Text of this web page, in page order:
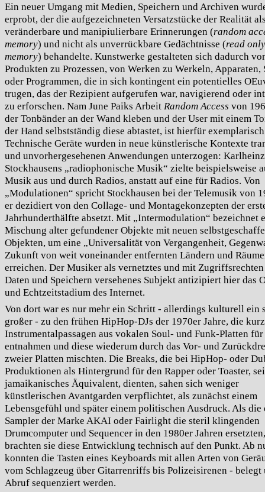
Ein neuer Umgang mit Medien, Speichern und Archiven
erprobt, der die aufgezeichneten Versatzstücke der Realität
veränderbare und manipiulierbare Erinnerungen (random
memory) und nicht als unverrückbare Gedächtnisse (read only
memory) behandelte. Kunstwerke gestalteten sich dadurch
Produkten zu Prozessen, von Werken zu Werkeln, Apparaten,
oder Programmen, die in sich kontingent ein potentielles
trugen, das der Rezipient aufgerufen war, navigierend oder
zu erforschen. Nam June Paiks Arbeit Random Access von
der Tonbänder an der Wand kleben und der User mit einem
der Hand selbstständig diese abtastet, ist hierfür
Technische Geräte wurden in neue künstlerische Kontexte
und unvorhergesehenen Anwendungen unterzogen: Karlheinz
Stockhausens „radiophonische Musik“ zielte beispielsweise
Musik aus und durch Radios, anstatt auf eine für Radios. Von
„Modulationen“ spricht Stockhausen bei der Telemusik von
er dezidiert von den Collage- und Montagekonzepten der
Jahrhunderthälfte absetzt. Mit „Intermodulation“ bezeichnet
Mischung alter gefundener Objekte mit neuen
Objekten, um eine „Universalität von Vergangenheit,
Zukunft von weit voneinander entfernten Ländern und
erreichen. Der Musiker als vernetztes und mit
Daten und Speichern versehenes Subjekt antizipiert hier das
und Echtzeitstadium des Internet.
Von dort war es nur mehr ein Schritt - allerdings kulturell ein
großer - zu den frühen HipHop-DJs der 1970er Jahre, die
Instrumentalpassagen aus vokalen Soul- und Funk-Platten
entnahmen und diese wiederum durch das Vor- und
zweier Platten mischten. Die Breaks, die bei HipHop- oder
Produktionen als Hintergrund für den Rapper oder Toaster,
jamaikanisches Äquivalent, dienten, sahen sich weniger
künstlerischen Avantgarden verpflichtet, als zunächst einem
Lebensgefühl und später einem politischen Ausdruck. Als die
Sampler der Marke AKAI oder Fairlight die steril klingenden
Drumcomputer und Sequencer in den 1980er Jahren ersetzten,
brachten sie diese Entwicklung technisch auf den Punkt. Ab
konnten die Tasten eines Keyboards mit allen Arten von
vom Schlagzeug über Gitarrenriffs bis Polizeisirenen - belegt
Abruf sequenziert werden.